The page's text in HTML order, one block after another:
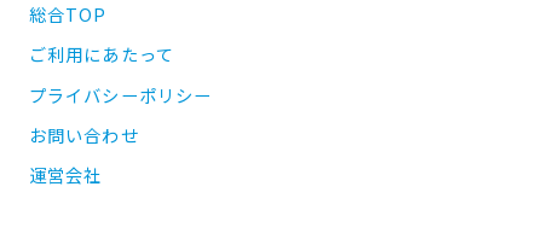
総合TOP
ご利用にあたって
プライバシーポリシー
お問い合わせ
運営会社